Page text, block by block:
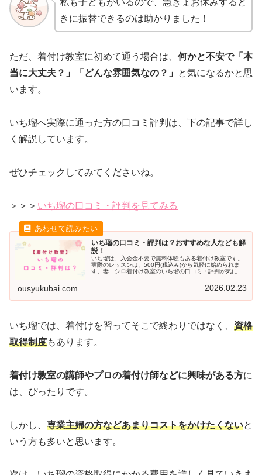
きに振替できるのは助かりました！
ただ、着付け教室に初めて通う場合は、 何かと不安で「本
当に大丈夫？」「どんな雰囲気なの？」
と気になるかと思
います。
いち瑠へ実際に通った方の口コミ評判は、下の記事で詳し
く解説しています。
ぜひチェックしてみてくださいね。
＞＞＞ いち瑠の口コミ・評判を見てみる
いち瑠の口コミ・評判は？おすすめな人なども解
説！
いち瑠は、入会金不要で無料体験もある着付け教室です。
実際のレッスンは、500円(税込み)から気軽に始められま
す。妻 シロ着付け教室のいち瑠の口コミ・評判が気にな
ousyukubai.com 2026.02.23
いち瑠では、着付けを習ってそこで終わりではなく、 資格
取得制度もあります。
着付け教室の講師やプロの着付け師などに興味がある方に
は、ぴったりです。
しかし、 専業主婦の方などあまりコストをかけたくないと
いう方も多いと思います。